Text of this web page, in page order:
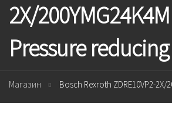
2X/
Pressure
Магазин Bosch Rexroth ZDRE10VP2-2X/